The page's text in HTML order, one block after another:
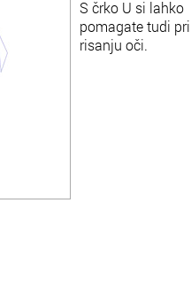
S črko U si lahko
pomagate tudi pri
risanju oči.